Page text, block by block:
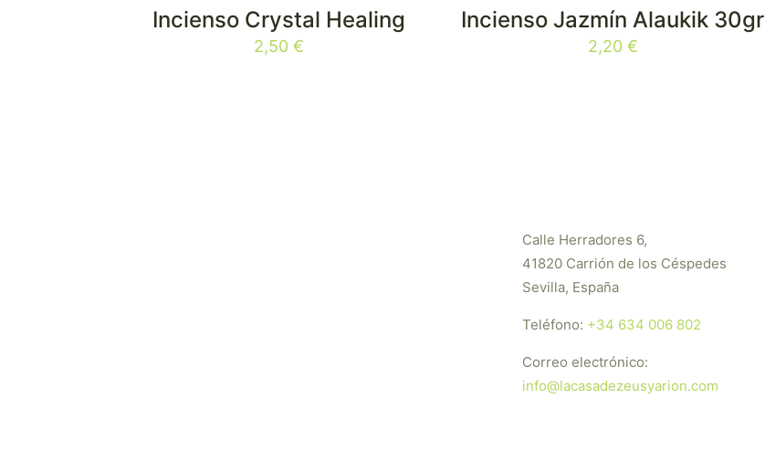
Incienso Crystal Healing
2,50 €
Incienso Jazmín Alaukik 30gr
2,20 €
Calle Herradores 6,
41820 Carrión de los Céspedes
Sevilla, España
Teléfono: +34 634 006 802
Correo electrónico:
info@lacasadezeusyarion.com